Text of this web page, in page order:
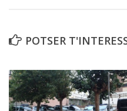
POTSER